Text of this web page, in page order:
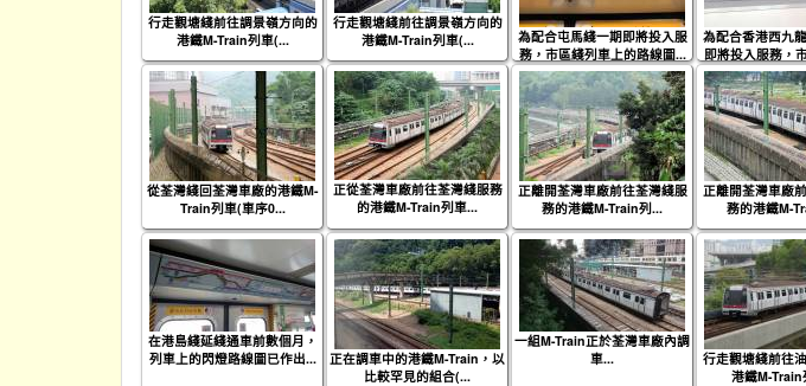
行走觀塘綫前往調景嶺方向的
港鐵M-Train列車(...
行走觀塘綫前往調景嶺方向的
港鐵M-Train列車(...
為配合屯馬綫一期即將投入服
務，市區綫列車上的路線圖...
為配合香港西九
即將投入服務，
從荃灣綫回荃灣車廠的港鐵M-
Train列車(車序0...
正從荃灣車廠前往荃灣綫服務
的港鐵M-Train列車...
正離開荃灣車廠前往荃灣綫服
務的港鐵M-Train列...
正離開荃灣車廠
務的港鐵M-
在港島綫延綫通車前數個月，
列車上的閃燈路線圖已作出...
正在調車中的港鐵M-Train，以
比較罕見的組合(...
一組M-Train正於荃灣車廠內調
車...
行走觀塘綫前往
港鐵M-Train